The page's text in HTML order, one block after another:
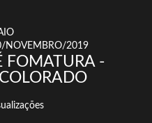
NOVEMBRO/2019
FOMATURA -